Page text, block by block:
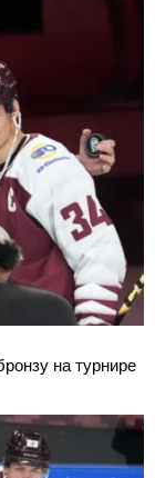
на турнире